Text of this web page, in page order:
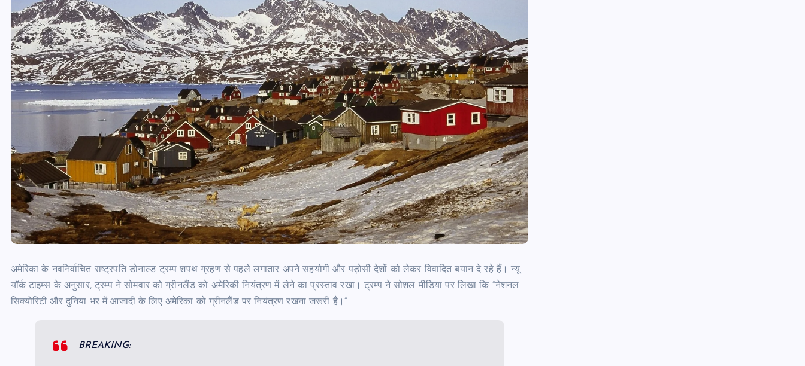
अमेरिका के नवनिर्वाचित राष्ट्रपति डोनाल्ड ट्रम्प शपथ ग्रहण से पहले लगातार अपने सहयोगी और पड़ोसी देशों को लेकर विवादित बयान दे रहे हैं। न्यू
यॉर्क टाइम्स के अनुसार, ट्रम्प ने सोमवार को ग्रीनलैंड को अमेरिकी नियंत्रण में लेने का प्रस्ताव रखा। ट्रम्प ने सोशल मीडिया पर लिखा कि “नेशनल
सिक्योरिटी और दुनिया भर में आजादी के लिए अमेरिका को ग्रीनलैंड पर नियंत्रण रखना जरूरी है।”
BREAKING: